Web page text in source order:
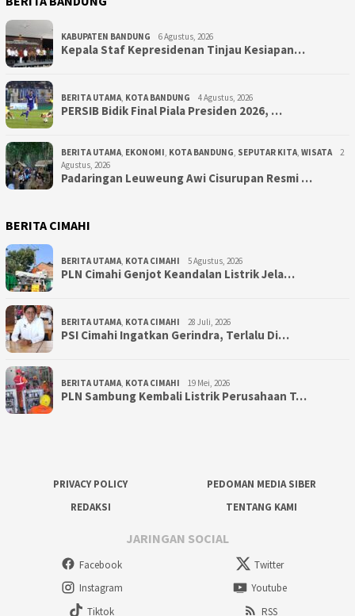
KABUPATEN BANDUNG 6 Agustus, 2026
Kepala Staf Kepresidenan Tinjau Kesiapan…
BERITA UTAMA, KOTA BANDUNG 4 Agustus, 2026
PERSIB Bidik Final Piala Presiden 2026, …
BERITA UTAMA, EKONOMI, KOTA BANDUNG, SEPUTAR KITA, WISATA
2
Agustus, 2026
Padaringan Leuweung Awi Cisurupan Resmi …
BERITA CIMAHI
BERITA UTAMA, KOTA CIMAHI 5 Agustus, 2026
PLN Cimahi Genjot Keandalan Listrik Jela…
BERITA UTAMA, KOTA CIMAHI 28 Juli, 2026
PSI Cimahi Ingatkan Gerindra, Terlalu Di…
BERITA UTAMA, KOTA CIMAHI 19 Mei, 2026
PLN Sambung Kembali Listrik Perusahaan T…
PRIVACY POLICY
PEDOMAN MEDIA SIBER
REDAKSI
TENTANG KAMI
JARINGAN SOCIAL
Facebook
Twitter
Instagram
Youtube
Tiktok
RSS